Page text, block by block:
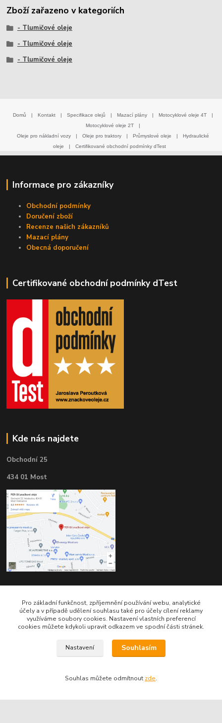
Zboží zařazeno v kategoriích
- Tlumičové oleje
- Tlumičové oleje
- Tlumičové oleje
Domů | Kontakt | Specifikace olejů | Mazací plány | Motocyklové oleje 4T
|
Motocyklové oleje 2T
|
Oleje pro nákladní vozy
| Oleje pro traktory | Průmyslové oleje |
Hydraulické
oleje
| Certifikované obchodní podmínky dTest
Informace pro zákazníky
Obchodní podmínky
Doručení zboží
Recenze našich zákazníků
Mazací plány
Obecná doporučení
Certifikované obchodní podmínky dTest
Kde nás najdete
Obchodní 25
434 01 Most
Kontakty
Pro základní funkčnost, zpříjemnění používání webu, analytické
účely a v případě udělení souhlasu také pro účely cílení reklamy
využíváme soubory cookies. Nastavení vlastních preferencí
cookies můžete kdykoli upravit odkazem ve spodní části stránek.
Nastavení Souhlasím
Souhlas můžete odmítnout zde.